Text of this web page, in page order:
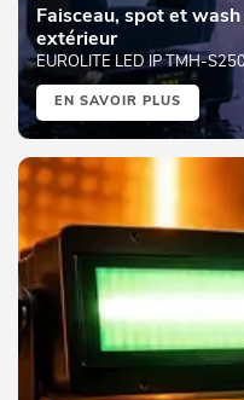
Faisceau, spot et
extérieur
EUROLITE LED IP TMH-S250
EN SAVOIR PLUS